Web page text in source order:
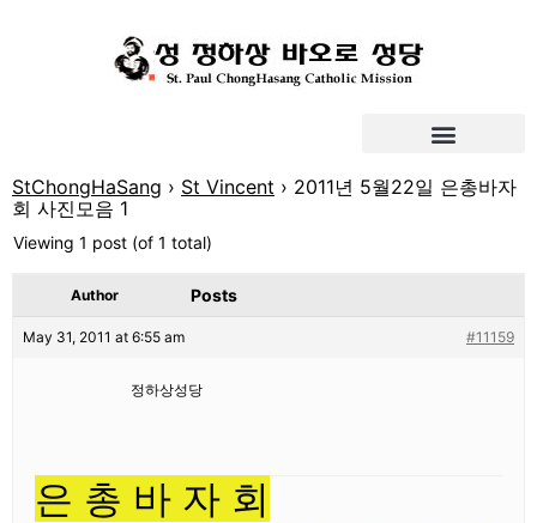
StChongHaSang › St Vincent › 2011년 5월22일 은총바자
회 사진모음 1
Viewing 1 post (of 1 total)
Author Posts
May 31, 2011 at 6:55 am #11159
정하상성당
은 총 바 자 회